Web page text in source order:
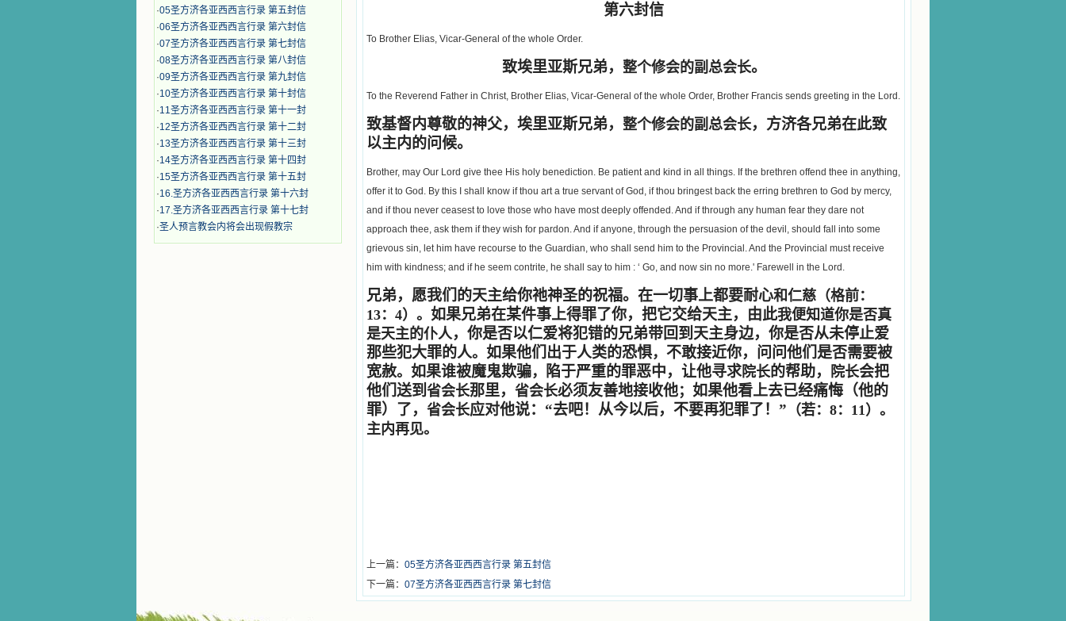
·05圣方济各亚西西言行录 第五封信
·06圣方济各亚西西言行录 第六封信
·07圣方济各亚西西言行录 第七封信
·08圣方济各亚西西言行录 第八封信
·09圣方济各亚西西言行录 第九封信
·10圣方济各亚西西言行录 第十封信
·11圣方济各亚西西言行录 第十一封
·12圣方济各亚西西言行录 第十二封
·13圣方济各亚西西言行录 第十三封
·14圣方济各亚西西言行录 第十四封
·15圣方济各亚西西言行录 第十五封
·16.圣方济各亚西西言行录 第十六封
·17.圣方济各亚西西言行录 第十七封
·圣人预言教会内将会出现假教宗
第六封信
To Brother Elias, Vicar-General of the whole Order.
致埃里亚斯兄弟， 整个修会的副总会长。
To the Reverend Father in Christ, Brother Elias, Vicar-General of the whole Order, Brother Francis sends greeting in the Lord.
致基督内尊敬的神父，埃里亚斯兄弟， 整个修会的副总会长，方济各兄弟在此致
以主内的问候。
Brother, may Our Lord give thee His holy benediction. Be patient and kind in all things. If the brethren offend thee in anything,
offer it to God. By this I shall know if thou art a true servant of God, if thou bringest back the erring brethren to God by mercy,
and if thou never ceasest to love those who have most deeply offended. And if through any human fear they dare not
approach thee, ask them if they wish for pardon. And if anyone, through the persuasion of the devil, should fall into some
grievous sin, let him have recourse to the Guardian, who shall send him to the Provincial. And the Provincial must receive
him with kindness; and if he seem contrite, he shall say to him : ‘ Go, and now sin no more.' Farewell in the Lord.
兄弟，愿我们的天主给你祂神圣的祝福。在一切事上都要耐心和仁慈（格前：
13：4）。 如果兄弟在某件事上得罪了你，把它交给天主，由此我便知道你是否真
是天主的仆人，你是否以仁爱将犯错的兄弟带回到天主身边，你是否从未停止爱
那些犯大罪的人。 如果他们出于人类的恐惧， 不敢接近你，问问他们是否需要被
宽赦。 如果谁被魔鬼欺骗， 陷于严重的罪恶中，让他寻求院长的帮助， 院长会把
他们送到 省会长那里， 省会长必须友善地接收他； 如果他看上去已经痛悔（他的
罪）了， 省会长应对他说：“去吧！从今以后，不要再犯罪了！” （若：8：11）。
主内再见。
上一篇： 05圣方济各亚西西言行录 第五封信
下一篇： 07圣方济各亚西西言行录 第七封信